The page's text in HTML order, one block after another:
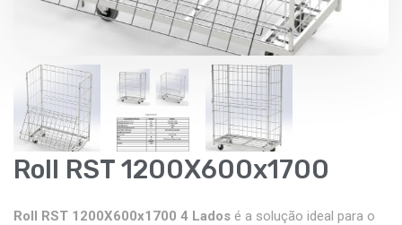
Roll RST 1200X600x1700
Roll RST 1200X600x1700 4 Lados é a solução ideal para o